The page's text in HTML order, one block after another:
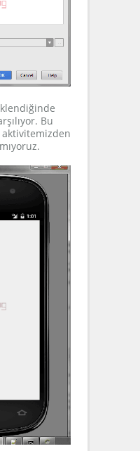
Bu
aktivitemizden